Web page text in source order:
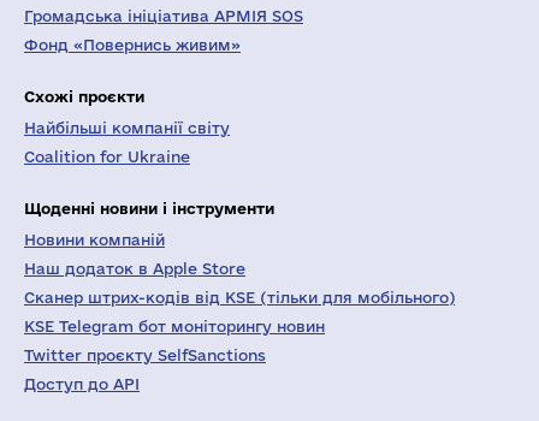
Громадська ініціатива АРМІЯ SOS
Фонд «Повернись живим»
Схожі проєкти
Найбільші компанії світу
Coalition for Ukraine
Щоденні новини і інструменти
Новини компаній
Наш додаток в Apple Store
Сканер штрих-кодів від KSE (тільки для мобільного)
KSE Telegram бот моніторингу новин
Twitter проєкту SelfSanctions
Доступ до API